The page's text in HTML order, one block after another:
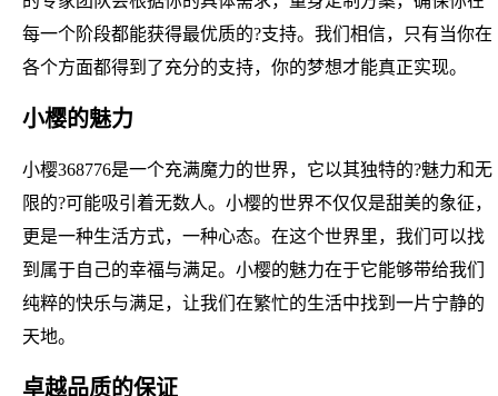
每一个阶段都能获得最优质的?支持。我们相信，只有当你在
各个方面都得到了充分的支持，你的梦想才能真正实现。
小樱的魅力
小樱368776是一个充满魔力的世界，它以其独特的?魅力和无
限的?可能吸引着无数人。小樱的世界不仅仅是甜美的象征，
更是一种生活方式，一种心态。在这个世界里，我们可以找
到属于自己的幸福与满足。小樱的魅力在于它能够带给我们
纯粹的快乐与满足，让我们在繁忙的生活中找到一片宁静的
天地。
卓越品质的保证